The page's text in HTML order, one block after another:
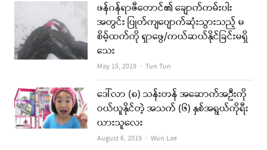
ဖန်ဂန်ရာဇီတောင်၏ ချောက်ကမ်းပါး
အတွင်း ပြုတ်ကျပျောက်ဆုံးသွားသည့် မ
စိမ့်ထက်ကို ရှာဖွေ/ကယ်ဆယ်နိုင်ခြင်းမရှိ
သေး
May 15, 2019 Author
Tun Tun
ဒေါ်လာ (၈) သန်းတန် အဆောက်အဦးကို
ဝယ်ယူနိုင်တဲ့ အသက် (၆) နှစ်အရွယ်ကိုရီး
ယားသူလေး
August 6, 2019 Author
Wun Lae